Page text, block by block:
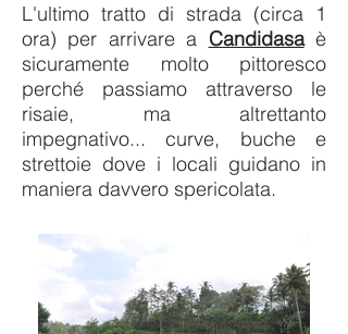
L'ultimo tratto di strada (circa 1
ora) per arrivare a Candidasaè
sicuramente molto pittoresco
perché passiamo attraverso le
risaie, ma altrettanto
impegnativo... curve, buche e
strettoie dove i locali guidano in
maniera davvero spericolata.